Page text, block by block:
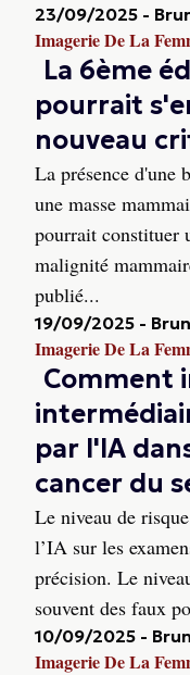
23/09/2025 -
Imagerie De La
La 6ème
pourrait
nouveau
La présence d'une
une masse
pourrait constituer
malignité
publié...
19/09/2025 -
Imagerie De La
Comment
par l'IA
cancer du
Le niveau de
l’IA sur les
précision. Le
souvent des faux
10/09/2025 -
Imagerie De La